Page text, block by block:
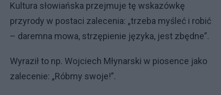
Kultura słowiańska przejmuje tę wskazówkę
przyrody w postaci zalecenia: „trzeba myśleć i robić
– daremna mowa, strzępienie języka, jest zbędne”.
Wyraził to np. Wojciech Młynarski w piosence jako
zalecenie: „Róbmy swoje!”.